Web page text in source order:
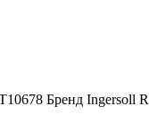
Бренд